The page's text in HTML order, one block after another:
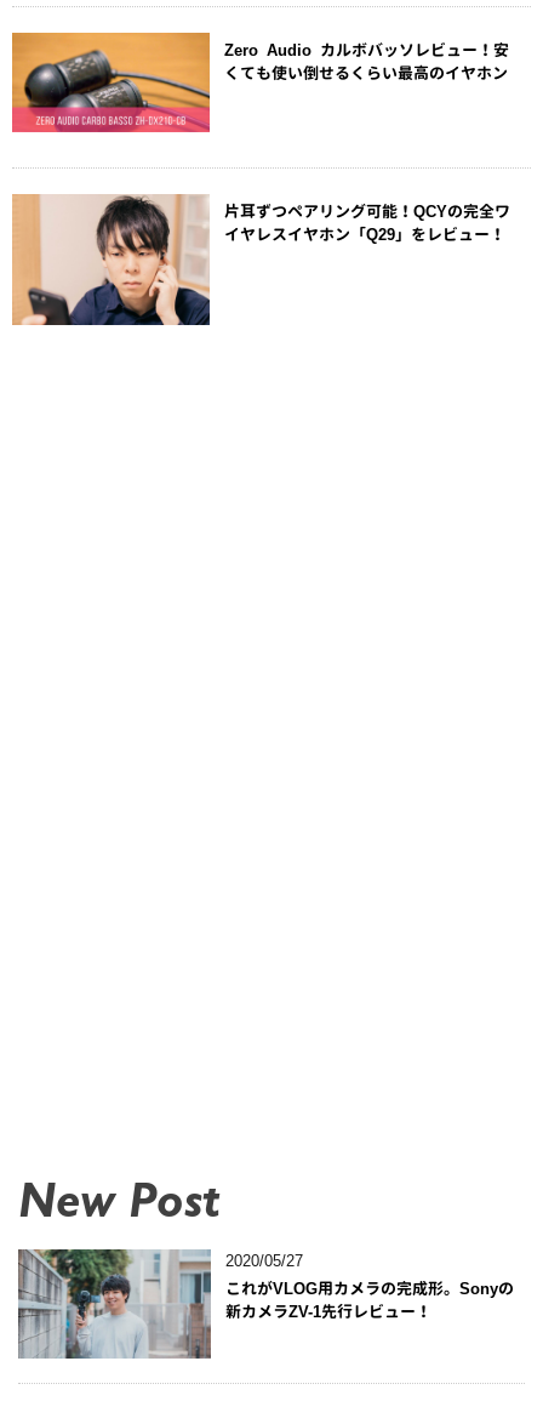
Zero Audio カルボバッソレビュー！安
くても使い倒せるくらい最高のイヤホン
片耳ずつペアリング可能！QCYの完全ワ
イヤレスイヤホン「Q29」をレビュー！
New Post
2020/05/27
これがVLOG用カメラの完成形。Sonyの
新カメラZV-1先行レビュー！